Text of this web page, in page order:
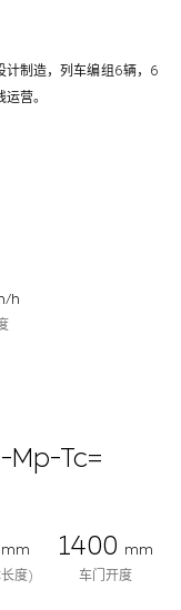
计制造，列车编组6辆，6
营。
h
Mp-Tc=
mm
度)
1400 mm
车门开度